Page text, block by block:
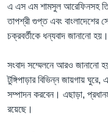
এ এস এম শামসুল আরেফিনসহ
তাপশ্রী গুপ্ত এবং বাংলাদেশের
চক্রবর্তীকে ধন্যবাদ জানানো হয়।
সংবাদ সম্মেলনে আরও জানানো
টুঙ্গিপাড়ার বিভিন্ন জায়গায়
সম্পাদন করবেন। এছাড়া,
রয়েছে।